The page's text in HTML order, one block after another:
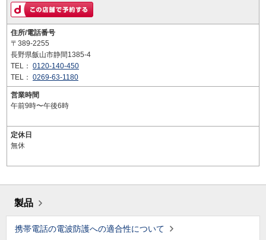
住所/電話番号
〒389-2255
長野県飯山市静間1385-4
TEL： 0120-140-450
TEL： 0269-63-1180
営業時間
午前9時〜午後6時
定休日
無休
製品
携帯電話の電波防護への適合性について